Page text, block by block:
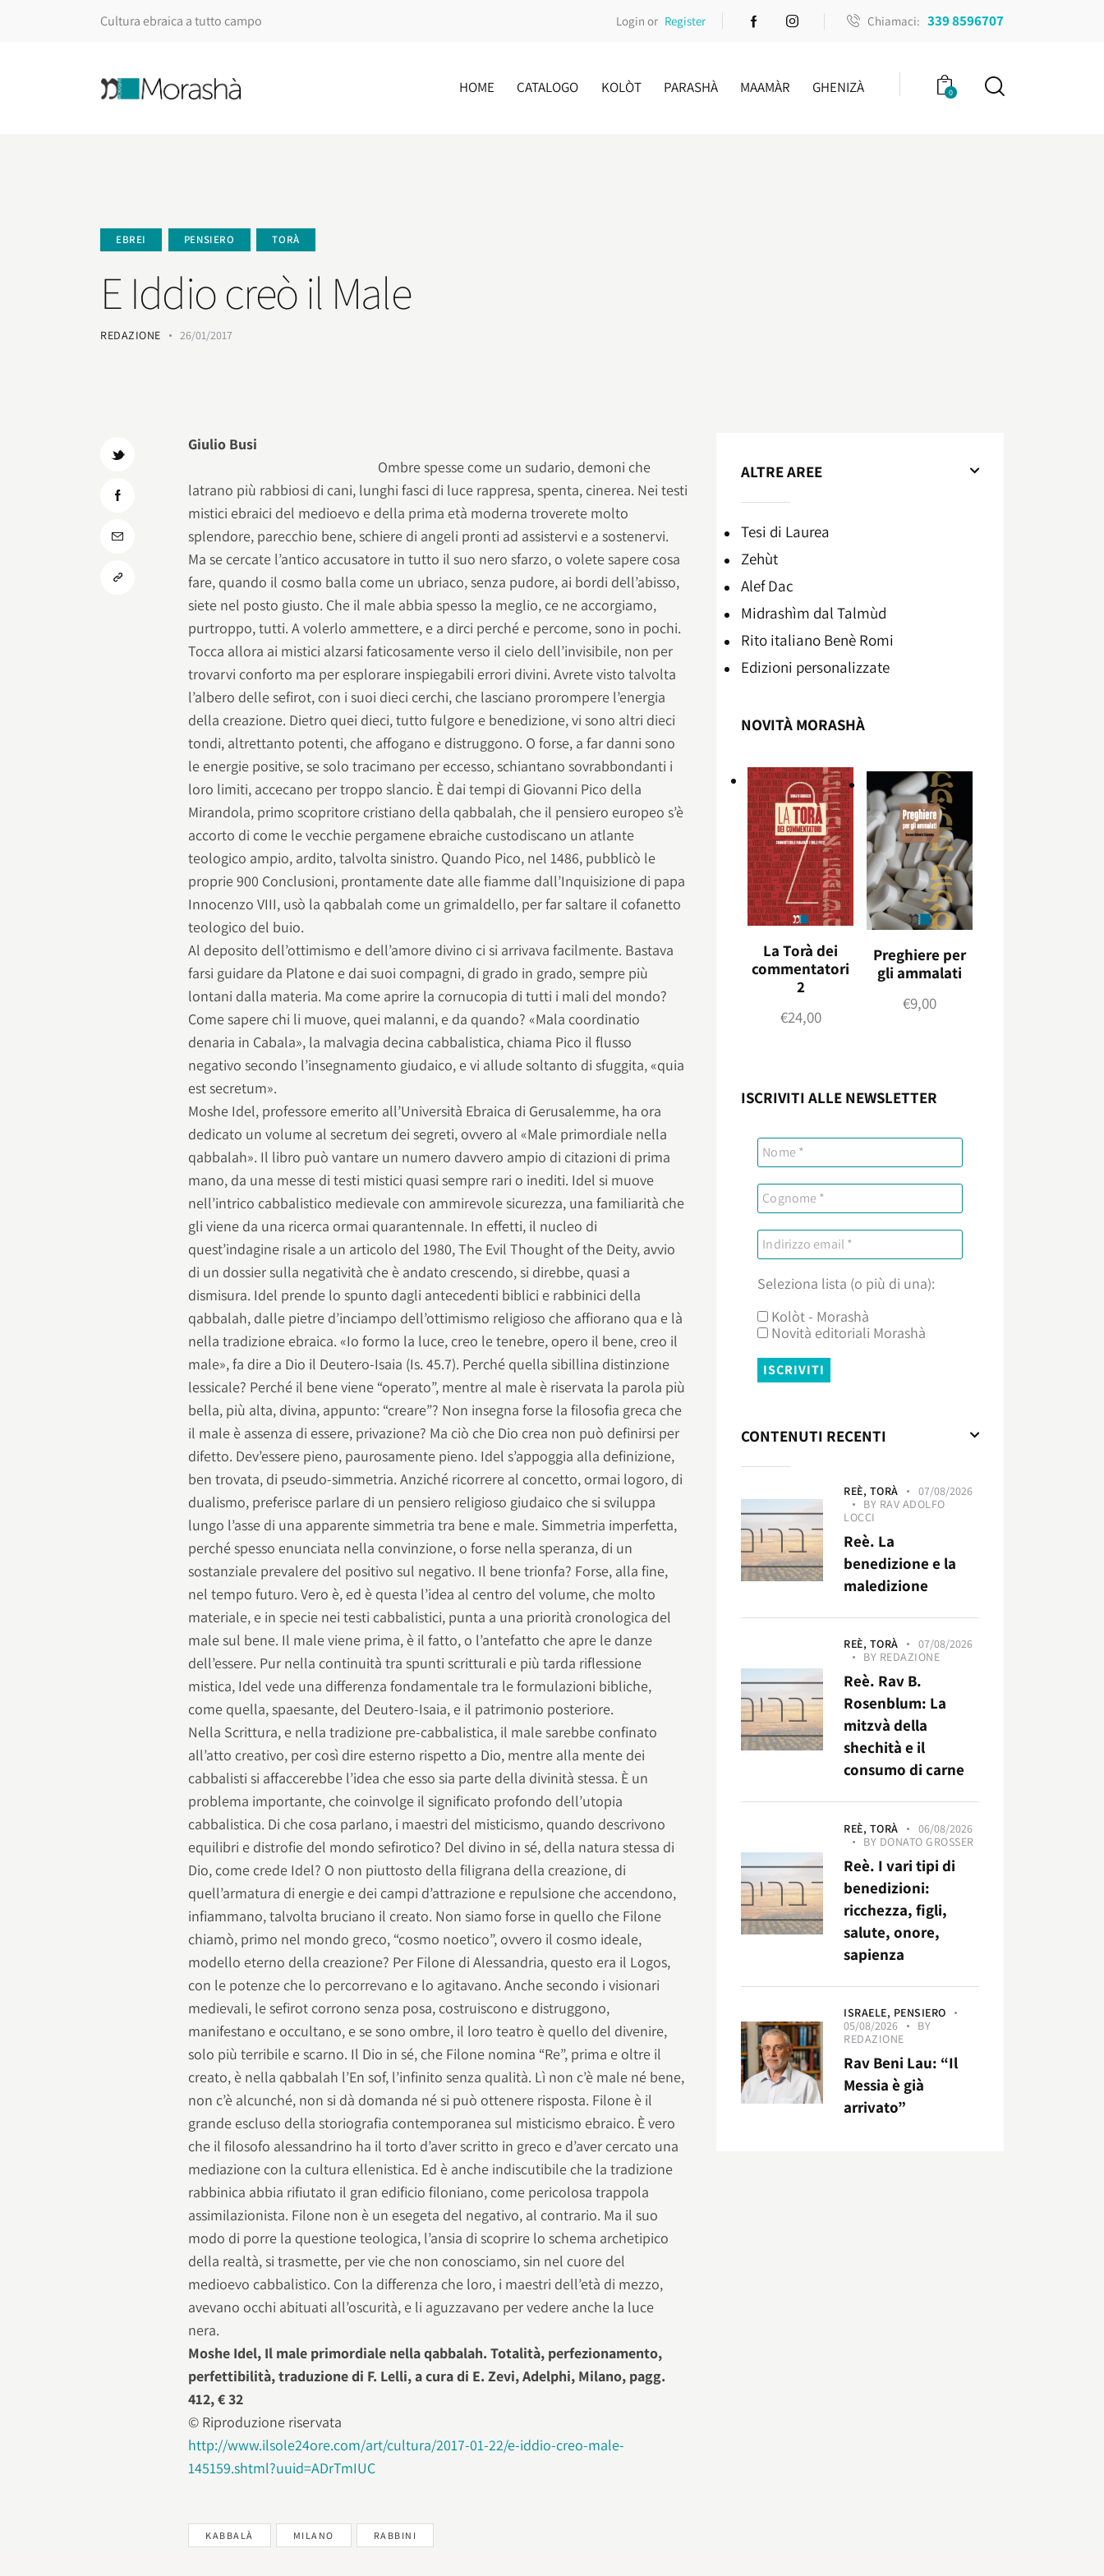
Cultura ebraica a tutto campo Login or Register Chiamaci: 339 8596707
HOME CATALOGO KOLÒT PARASHÀ MAAMÀR GHENIZÀ 0
EBREI PENSIERO TORÀ
E Iddio creò il Male
REDAZIONE 26/01/2017
Giulio Busi
Ombre spesse come un sudario, demoni che
latrano più rabbiosi di cani, lunghi fasci di luce rappresa, spenta, cinerea. Nei testi
mistici ebraici del medioevo e della prima età moderna troverete molto
splendore, parecchio bene, schiere di angeli pronti ad assistervi e a sostenervi.
Ma se cercate l’antico accusatore in tutto il suo nero sfarzo, o volete sapere cosa
fare, quando il cosmo balla come un ubriaco, senza pudore, ai bordi dell’abisso,
siete nel posto giusto. Che il male abbia spesso la meglio, ce ne accorgiamo,
purtroppo, tutti. A volerlo ammettere, e a dirci perché e percome, sono in pochi.
Tocca allora ai mistici alzarsi faticosamente verso il cielo dell’invisibile, non per
trovarvi conforto ma per esplorare inspiegabili errori divini. Avrete visto talvolta
l’albero delle sefirot, con i suoi dieci cerchi, che lasciano prorompere l’energia
della creazione. Dietro quei dieci, tutto fulgore e benedizione, vi sono altri dieci
tondi, altrettanto potenti, che affogano e distruggono. O forse, a far danni sono
le energie positive, se solo tracimano per eccesso, schiantano sovrabbondanti i
loro limiti, accecano per troppo slancio. È dai tempi di Giovanni Pico della
Mirandola, primo scopritore cristiano della qabbalah, che il pensiero europeo s’è
accorto di come le vecchie pergamene ebraiche custodiscano un atlante
teologico ampio, ardito, talvolta sinistro. Quando Pico, nel 1486, pubblicò le
proprie 900 Conclusioni, prontamente date alle fiamme dall’Inquisizione di papa
Innocenzo VIII, usò la qabbalah come un grimaldello, per far saltare il cofanetto
teologico del buio.
Al deposito dell’ottimismo e dell’amore divino ci si arrivava facilmente. Bastava
farsi guidare da Platone e dai suoi compagni, di grado in grado, sempre più
lontani dalla materia. Ma come aprire la cornucopia di tutti i mali del mondo?
Come sapere chi li muove, quei malanni, e da quando? «Mala coordinatio
denaria in Cabala», la malvagia decina cabbalistica, chiama Pico il flusso
negativo secondo l’insegnamento giudaico, e vi allude soltanto di sfuggita, «quia
est secretum».
Moshe Idel, professore emerito all’Università Ebraica di Gerusalemme, ha ora
dedicato un volume al secretum dei segreti, ovvero al «Male primordiale nella
qabbalah». Il libro può vantare un numero davvero ampio di citazioni di prima
mano, da una messe di testi mistici quasi sempre rari o inediti. Idel si muove
nell’intrico cabbalistico medievale con ammirevole sicurezza, una familiarità che
gli viene da una ricerca ormai quarantennale. In effetti, il nucleo di
quest’indagine risale a un articolo del 1980, The Evil Thought of the Deity, avvio
di un dossier sulla negatività che è andato crescendo, si direbbe, quasi a
dismisura. Idel prende lo spunto dagli antecedenti biblici e rabbinici della
qabbalah, dalle pietre d’inciampo dell’ottimismo religioso che affiorano qua e là
nella tradizione ebraica. «Io formo la luce, creo le tenebre, opero il bene, creo il
male», fa dire a Dio il Deutero-Isaia (Is. 45.7). Perché quella sibillina distinzione
lessicale? Perché il bene viene “operato”, mentre al male è riservata la parola più
bella, più alta, divina, appunto: “creare”? Non insegna forse la filosofia greca che
il male è assenza di essere, privazione? Ma ciò che Dio crea non può definirsi per
difetto. Dev’essere pieno, paurosamente pieno. Idel s’appoggia alla definizione,
ben trovata, di pseudo-simmetria. Anziché ricorrere al concetto, ormai logoro, di
dualismo, preferisce parlare di un pensiero religioso giudaico che si sviluppa
lungo l’asse di una apparente simmetria tra bene e male. Simmetria imperfetta,
perché spesso enunciata nella convinzione, o forse nella speranza, di un
sostanziale prevalere del positivo sul negativo. Il bene trionfa? Forse, alla fine,
nel tempo futuro. Vero è, ed è questa l’idea al centro del volume, che molto
materiale, e in specie nei testi cabbalistici, punta a una priorità cronologica del
male sul bene. Il male viene prima, è il fatto, o l’antefatto che apre le danze
dell’essere. Pur nella continuità tra spunti scritturali e più tarda riflessione
mistica, Idel vede una differenza fondamentale tra le formulazioni bibliche,
come quella, spaesante, del Deutero-Isaia, e il patrimonio posteriore.
Nella Scrittura, e nella tradizione pre-cabbalistica, il male sarebbe confinato
all’atto creativo, per così dire esterno rispetto a Dio, mentre alla mente dei
cabbalisti si affaccerebbe l’idea che esso sia parte della divinità stessa. È un
problema importante, che coinvolge il significato profondo dell’utopia
cabbalistica. Di che cosa parlano, i maestri del misticismo, quando descrivono
equilibri e distrofie del mondo sefirotico? Del divino in sé, della natura stessa di
Dio, come crede Idel? O non piuttosto della filigrana della creazione, di
quell’armatura di energie e dei campi d’attrazione e repulsione che accendono,
infiammano, talvolta bruciano il creato. Non siamo forse in quello che Filone
chiamò, primo nel mondo greco, “cosmo noetico”, ovvero il cosmo ideale,
modello eterno della creazione? Per Filone di Alessandria, questo era il Logos,
con le potenze che lo percorrevano e lo agitavano. Anche secondo i visionari
medievali, le sefirot corrono senza posa, costruiscono e distruggono,
manifestano e occultano, e se sono ombre, il loro teatro è quello del divenire,
solo più terribile e scarno. Il Dio in sé, che Filone nomina “Re”, prima e oltre il
creato, è nella qabbalah l’En sof, l’infinito senza qualità. Lì non c’è male né bene,
non c’è alcunché, non si dà domanda né si può ottenere risposta. Filone è il
grande escluso della storiografia contemporanea sul misticismo ebraico. È vero
che il filosofo alessandrino ha il torto d’aver scritto in greco e d’aver cercato una
mediazione con la cultura ellenistica. Ed è anche indiscutibile che la tradizione
rabbinica abbia rifiutato il gran edificio filoniano, come pericolosa trappola
assimilazionista. Filone non è un esegeta del negativo, al contrario. Ma il suo
modo di porre la questione teologica, l’ansia di scoprire lo schema archetipico
della realtà, si trasmette, per vie che non conosciamo, sin nel cuore del
medioevo cabbalistico. Con la differenza che loro, i maestri dell’età di mezzo,
avevano occhi abituati all’oscurità, e li aguzzavano per vedere anche la luce
nera.
Moshe Idel, Il male primordiale nella qabbalah. Totalità, perfezionamento,
perfettibilità, traduzione di F. Lelli, a cura di E. Zevi, Adelphi, Milano, pagg.
412, € 32
© Riproduzione riservata
http://www.ilsole24ore.com/art/cultura/2017-01-22/e-iddio-creo-male-
145159.shtml?uuid=ADrTmIUC
KABBALÀ MILANO RABBINI
ALTRE AREE
Tesi di Laurea
Zehùt
Alef Dac
Midrashìm dal Talmùd
Rito italiano Benè Romi​
Edizioni personalizzate
NOVITÀ MORASHÀ
La Torà dei
commentatori
2
€24,00
Preghiere per
gli ammalati
€9,00
ISCRIVITI ALLE NEWSLETTER
Seleziona lista (o più di una):
Kolòt - Morashà
Novità editoriali Morashà
CONTENUTI RECENTI
REÈ, TORÀ
07/08/2026
BY RAV ADOLFO
LOCCI
Reè. La
benedizione e la
maledizione
REÈ, TORÀ
07/08/2026
BY REDAZIONE
Reè. Rav B.
Rosenblum: La
mitzvà della
shechità e il
consumo di carne
REÈ, TORÀ
06/08/2026
BY DONATO GROSSER
Reè. I vari tipi di
benedizioni:
ricchezza, figli,
salute, onore,
sapienza
ISRAELE, PENSIERO
05/08/2026
BY
REDAZIONE
Rav Beni Lau: “Il
Messia è già
arrivato”